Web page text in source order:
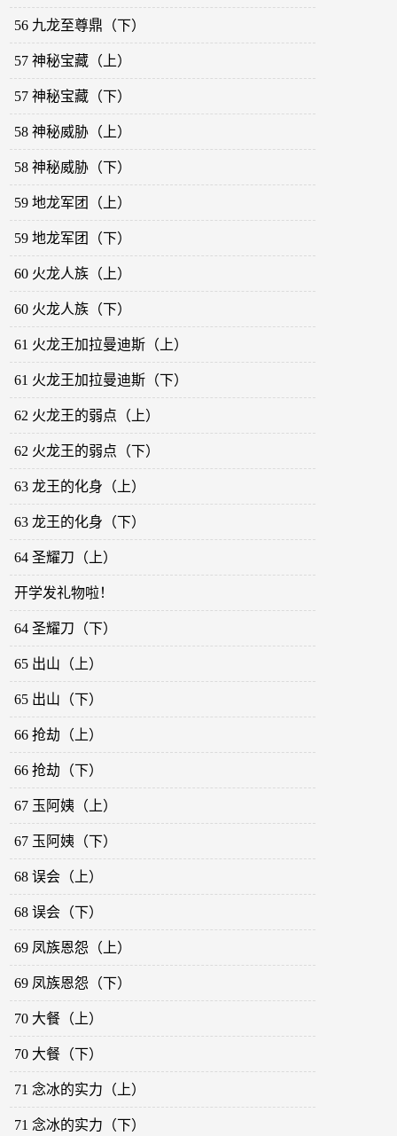
56 九龙至尊鼎（下）
57 神秘宝藏（上）
57 神秘宝藏（下）
58 神秘威胁（上）
58 神秘威胁（下）
59 地龙军团（上）
59 地龙军团（下）
60 火龙人族（上）
60 火龙人族（下）
61 火龙王加拉曼迪斯（上）
61 火龙王加拉曼迪斯（下）
62 火龙王的弱点（上）
62 火龙王的弱点（下）
63 龙王的化身（上）
63 龙王的化身（下）
64 圣耀刀（上）
开学发礼物啦！
64 圣耀刀（下）
65 出山（上）
65 出山（下）
66 抢劫（上）
66 抢劫（下）
67 玉阿姨（上）
67 玉阿姨（下）
68 误会（上）
68 误会（下）
69 凤族恩怨（上）
69 凤族恩怨（下）
70 大餐（上）
70 大餐（下）
71 念冰的实力（上）
71 念冰的实力（下）